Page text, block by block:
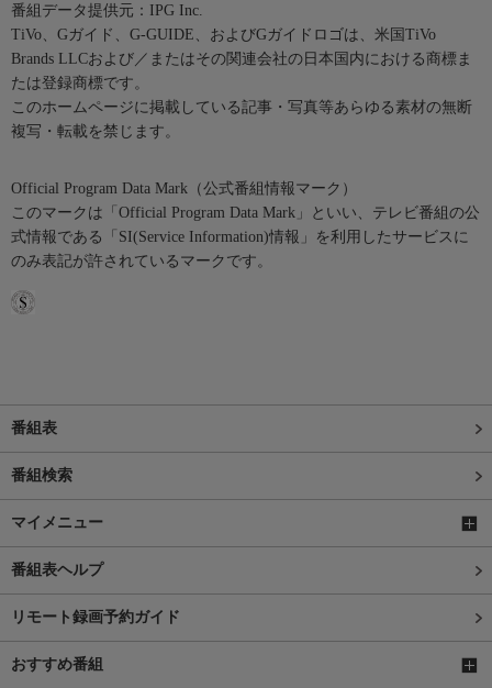
番組データ提供元：IPG Inc.
TiVo、Gガイド、G-GUIDE、およびGガイドロゴは、米国TiVo
Brands LLCおよび／またはその関連会社の日本国内における商標ま
たは登録商標です。
このホームページに掲載している記事・写真等あらゆる素材の無断
複写・転載を禁じます。
Official Program Data Mark（公式番組情報マーク）
このマークは「Official Program Data Mark」といい、テレビ番組の公
式情報である「SI(Service Information)情報」を利用したサービスに
のみ表記が許されているマークです。
番組表
番組検索
マイメニュー
番組表ヘルプ
リモート録画予約ガイド
おすすめ番組